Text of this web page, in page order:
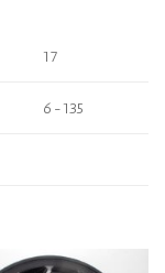
17
6-135